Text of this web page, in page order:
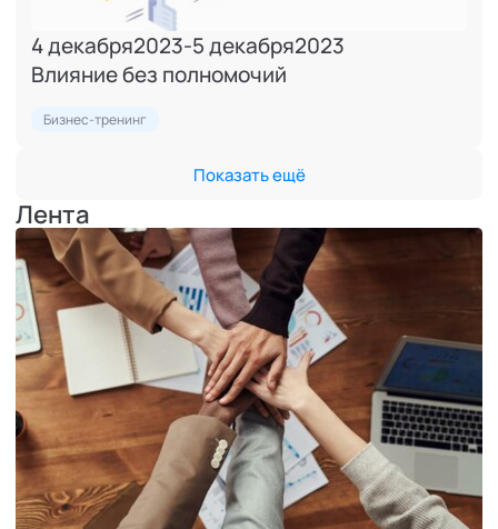
4 декабря2023-5 декабря2023
Влияние без полномочий
Бизнес-тренинг
Показать ещё
Лента